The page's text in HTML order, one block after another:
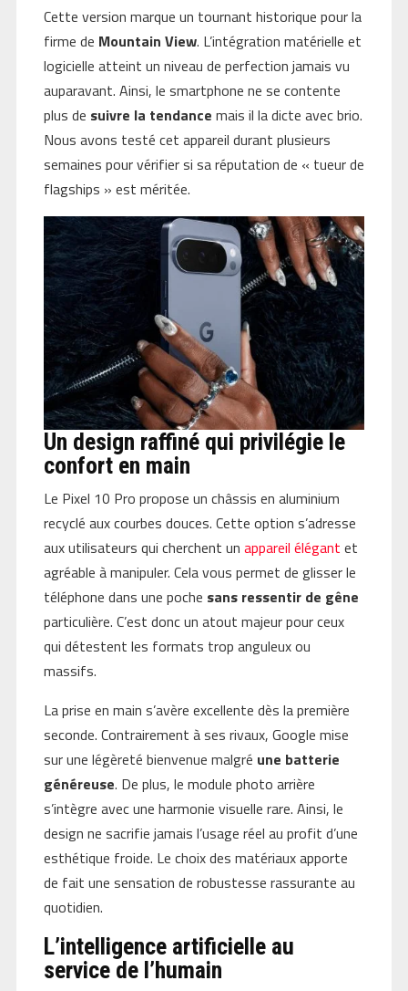
Cette version marque un tournant historique pour la
firme de Mountain View. L’intégration matérielle et
logicielle atteint un niveau de perfection jamais vu
auparavant. Ainsi, le smartphone ne se contente
plus de suivre la tendance mais il la dicte avec brio.
Nous avons testé cet appareil durant plusieurs
semaines pour vérifier si sa réputation de « tueur de
flagships » est méritée.
Un design raffiné qui privilégie le
confort en main
Le Pixel 10 Pro propose un châssis en aluminium
recyclé aux courbes douces. Cette option s’adresse
aux utilisateurs qui cherchent un appareil élégant et
agréable à manipuler. Cela vous permet de glisser le
téléphone dans une poche sans ressentir de gêne
particulière. C’est donc un atout majeur pour ceux
qui détestent les formats trop anguleux ou
massifs.
La prise en main s’avère excellente dès la première
seconde. Contrairement à ses rivaux, Google mise
sur une légèreté bienvenue malgré une batterie
généreuse. De plus, le module photo arrière
s’intègre avec une harmonie visuelle rare. Ainsi, le
design ne sacrifie jamais l’usage réel au profit d’une
esthétique froide. Le choix des matériaux apporte
de fait une sensation de robustesse rassurante au
quotidien.
L’intelligence artificielle au
service de l’humain